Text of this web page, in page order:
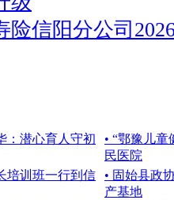
险信阳分公司
：潜心育人守初
• “鄂豫儿
民医院
培训班一行到信
• 固始县政
产基地